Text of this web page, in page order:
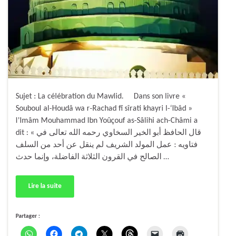
Sujet : La célébration du Mawlid. Dans son livre «
Souboul al-Houdâ wa r-Rachad fî sîrati khayri l-‘Ibâd »
l’Imâm Mouhammad Ibn Yoûçouf as-Sâlihi ach-Châmi a
dit : « قال الحافظ أبو الخير السخاوي رحمه الله تعالى في
فتاويه : عمل المولد الشريف لم ينقل عن أحد من السلف
الصالح في القرون الثلاثة الفاضلة، وإنما حدث …
Lire la suite
Partager :